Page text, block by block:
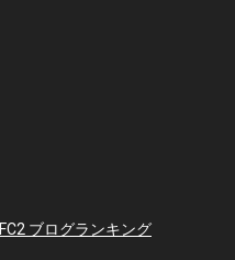
FC2 ブログランキング